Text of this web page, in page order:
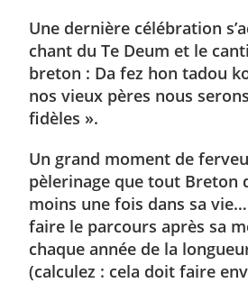
Une dernière célébration
chant du Te Deum et le
breton : Da fez hon tadou
nos vieux pères nous
fidèles ».
Un grand moment de
pèlerinage que tout Breton
moins une fois dans sa
faire le parcours après sa
chaque année de la
(calculez : cela doit faire